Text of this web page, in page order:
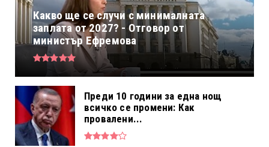
Какво ще се случи с минималната
заплата от 2027? - Отговор от
министър Ефремова
Преди 10 години за една нощ
всичко се промени: Как
провалени...